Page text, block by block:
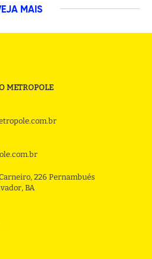
MAIS
METROPOLE
226 Pernambués
BA